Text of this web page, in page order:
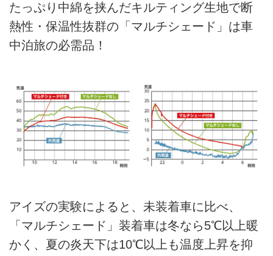
たっぷり中綿を挟んだキルティング生地で断
熱性・保温性抜群の「マルチシェード」は車
中泊旅の必需品！
アイズの実験によると、未装着車に比べ、
「マルチシェード」装着車は冬なら5℃以上暖
かく、夏の炎天下は10℃以上も温度上昇を抑